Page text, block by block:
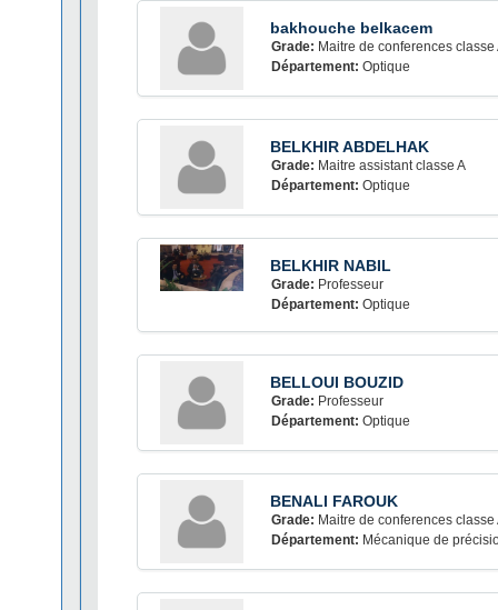
bakhouche belkacem
Grade: Maitre de conferences classe
Département: Optique
BELKHIR ABDELHAK
Grade: Maitre assistant classe A
Département: Optique
BELKHIR NABIL
Grade: Professeur
Département: Optique
BELLOUI BOUZID
Grade: Professeur
Département: Optique
BENALI FAROUK
Grade: Maitre de conferences classe
Département: Mécanique de